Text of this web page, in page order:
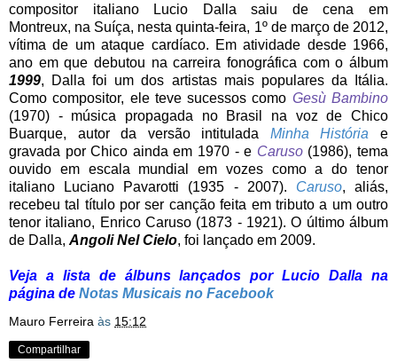
compositor italiano Lucio Dalla saiu de cena em
Montreux, na Suíça, nesta quinta-feira, 1º de março de 2012,
vítima de um ataque cardíaco. Em atividade desde 1966,
ano em que debutou na carreira fonográfica com o álbum
1999, Dalla foi um dos artistas mais populares da Itália.
Como compositor, ele teve sucessos como Gesù Bambino
(1970) - música propagada no Brasil na voz de Chico
Buarque, autor da versão intitulada Minha História e
gravada por Chico ainda em 1970 - e Caruso(1986), tema
ouvido em escala mundial em vozes como a do tenor
italiano Luciano Pavarotti (1935 - 2007). Caruso, aliás,
recebeu tal título por ser canção feita em tributo a um outro
tenor italiano, Enrico Caruso (1873 - 1921). O último álbum
de Dalla, Angoli Nel Cielo, foi lançado em 2009.
Veja a lista de álbuns lançados por Lucio Dalla na
página de Notas Musicais no Facebook
Mauro Ferreira às 15:12
Compartilhar